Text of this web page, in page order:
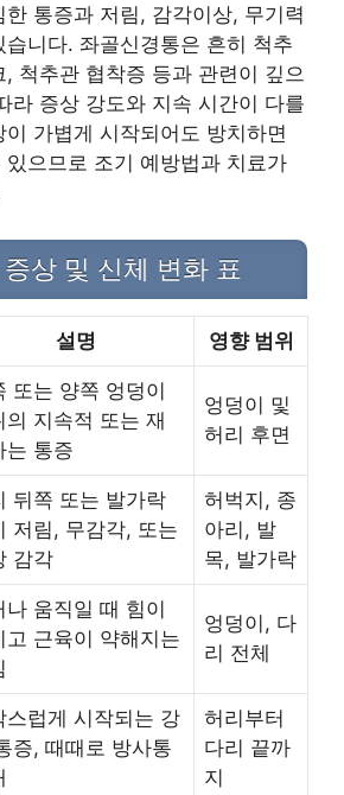
통증과 저림, 감각이상, 무기력
니다. 좌골신경통은 흔히 척추
, 척추관 협착증 등과 관련이 깊으
라 증상 강도와 지속 시간이 다를
가볍게 시작되어도 방치하면
있으므로 조기 예방법과 치료가
상 및 신체 변화 표
설명 영향 범위
또는 양쪽 엉덩이
의 지속적 또는 재
는 통증
엉덩이 및
허리 후면
뒤쪽 또는 발가락
저림, 무감각, 또는
감각
허벅지, 종
아리, 발
목, 발가락
나 움직일 때 힘이
고 근육이 약해지는
엉덩이, 다
리 전체
스럽게 시작되는 강
증, 때때로 방사통
허리부터
다리 끝까
지